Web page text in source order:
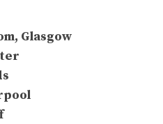
Glasgow